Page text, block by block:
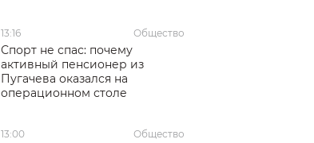
13:16 Общество
Спорт не спас: почему
активный пенсионер из
Пугачева оказался на
операционном столе
13:00 Общество